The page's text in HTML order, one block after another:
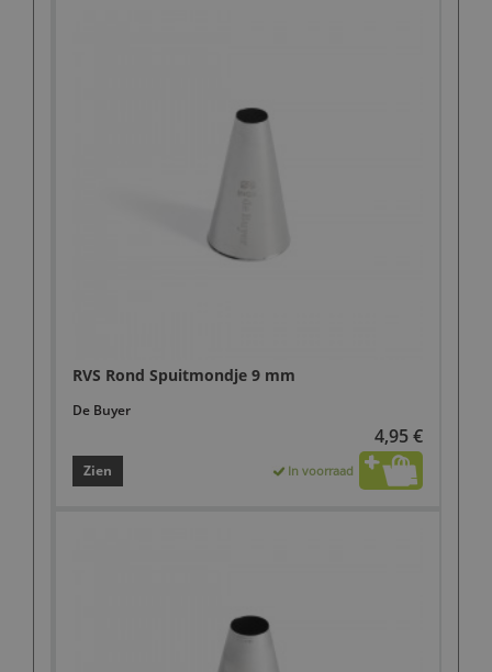
RVS Rond Spuitmondje 9 mm
De Buyer
4,95 €
Zien In voorraad